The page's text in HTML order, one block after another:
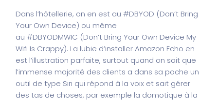
Dans l’hôtellerie, on en est au #DBYOD (Don’t Bring
Your Own Device) ou même
au #DBYODMWIC (Don’t Bring Your Own Device My
Wifi Is Crappy). La lubie d’installer Amazon Echo en
est l’illustration parfaite, surtout quand on sait que
l’immense majorité des clients a dans sa poche un
outil de type Siri qui répond à la voix et sait gérer
des tas de choses, par exemple la domotique à la